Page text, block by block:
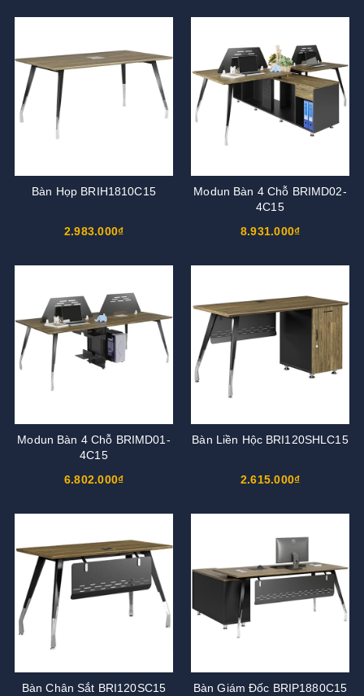
Bàn Họp BRIH1810C15
2.983.000₫
Modun Bàn 4 Chỗ BRIMD02-
4C15
8.931.000₫
Modun Bàn 4 Chỗ BRIMD01-
4C15
6.802.000₫
Bàn Liền Hộc BRI120SHLC15
2.615.000₫
Bàn Chân Sắt BRI120SC15 Bàn Giám Đốc BRIP1880C15